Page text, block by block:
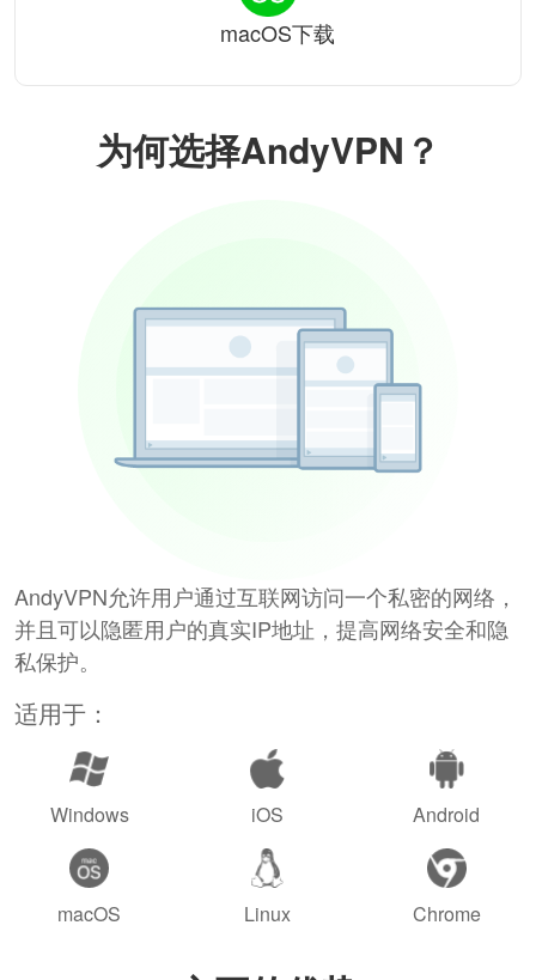
为何选择AndyVPN？
AndyVPN允许用户通过互联网访问一个私密的网络，
并且可以隐匿用户的真实IP地址，提高网络安全和隐
私保护。
适用于：
Windows iOS Android
macOS Linux Chrome
macOS下载